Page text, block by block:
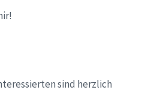
sind herzlich